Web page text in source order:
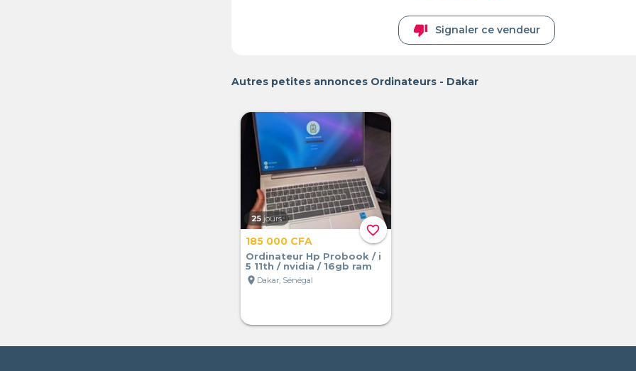
thumb_down Signaler ce vendeur
Autres petites annonces Ordinateurs - Dakar
favorite_border
25 jours
185 000 CFA
Ordinateur Hp Probook / i
5 11th / nvidia / 16gb ram
location_on Dakar, Sénégal